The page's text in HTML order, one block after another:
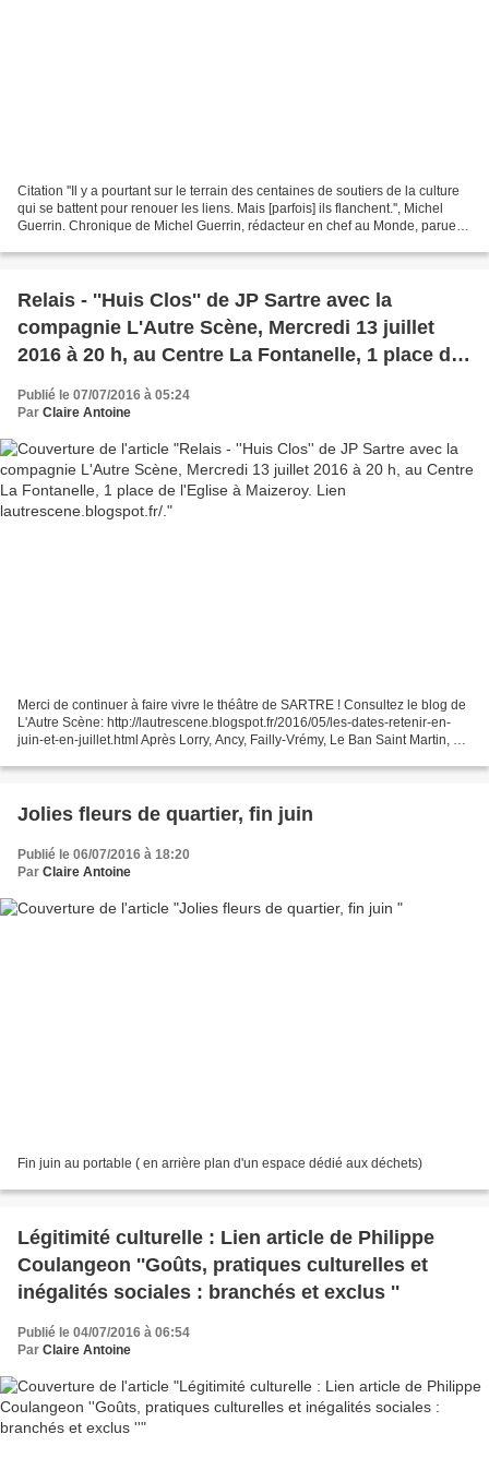
Citation ''Il y a pourtant sur le terrain des centaines de soutiers de la culture
qui se battent pour renouer les liens. Mais [parfois] ils flanchent.'', Michel
Guerrin. Chronique de Michel Guerrin, rédacteur en chef au Monde, parue
Relais - ''Huis Clos'' de JP Sartre avec la
compagnie L'Autre Scène, Mercredi 13 juillet
2016 à 20 h, au Centre La Fontanelle, 1 place de
l'Eglise à Maizeroy. Lien
lautrescene.blogspot.fr/.
Publié le 07/07/2016 à 05:24
Par Claire Antoine
Merci de continuer à faire vivre le théâtre de SARTRE ! Consultez le blog de
L'Autre Scène: http://lautrescene.blogspot.fr/2016/05/les-dates-retenir-en-
juin-et-en-juillet.html Après Lorry, Ancy, Failly-Vrémy, Le Ban Saint Martin, La
Jolies fleurs de quartier, fin juin
Publié le 06/07/2016 à 18:20
Par Claire Antoine
Fin juin au portable ( en arrière plan d'un espace dédié aux déchets)
Légitimité culturelle : Lien article de Philippe
Coulangeon ''Goûts, pratiques culturelles et
inégalités sociales : branchés et exclus ''
Publié le 04/07/2016 à 06:54
Par Claire Antoine